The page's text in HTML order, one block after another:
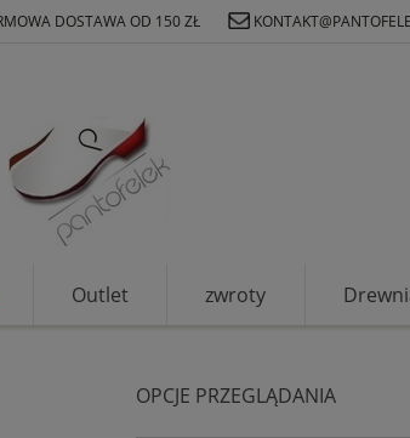
Outlet zwroty
DOSTAWA OD 150 ZŁ
OPCJE PRZEGLĄDANIA